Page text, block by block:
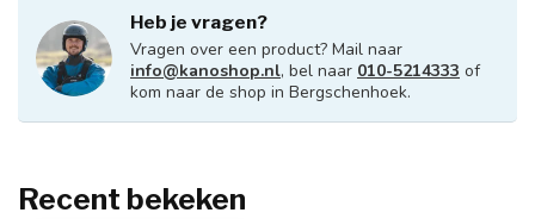
Heb je vragen?
Vragen over een product? Mail naar
info@kanoshop.nl, bel naar 010-5214333 of
kom naar de shop in Bergschenhoek.
Recent bekeken